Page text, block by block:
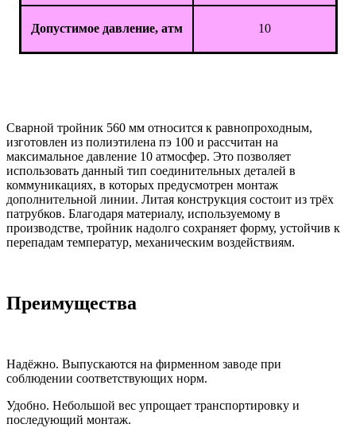
Допустимое давление, атм 10
Сварной тройник 560 мм относится к равнопроходным,
изготовлен из полиэтилена пэ 100 и рассчитан на
максимальное давление 10 атмосфер. Это позволяет
использовать данный тип соединительных деталей в
коммуникациях, в которых предусмотрен монтаж
дополнительной линии. Литая конструкция состоит из трёх
патрубков. Благодаря материалу, используемому в
производстве, тройник надолго сохраняет форму, устойчив к
перепадам температур, механическим воздействиям.
Преимущества
Надёжно. Выпускаются на фирменном заводе при
соблюдении соответствующих норм.
Удобно. Небольшой вес упрощает транспортировку и
последующий монтаж.